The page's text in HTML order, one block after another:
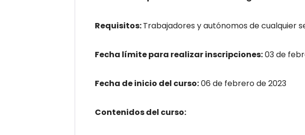
Requisitos:Trabajadores y autónomos de cualquier
Fecha límite para realizar inscripciones:03 de
Fecha de inicio del curso:06 de febrero de 2023
Contenidos del curso: